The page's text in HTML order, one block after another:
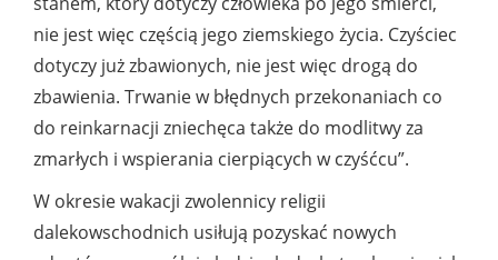
nie jest więc częścią jego ziemskiego życia. Czyściec
dotyczy już zbawionych, nie jest więc drogą do
zbawienia. Trwanie w błędnych przekonaniach co
do reinkarnacji zniechęca także do modlitwy za
zmarłych i wspierania cierpiących w czyśćcu”.
W okresie wakacji zwolennicy religii
dalekowschodnich usiłują pozyskać nowych